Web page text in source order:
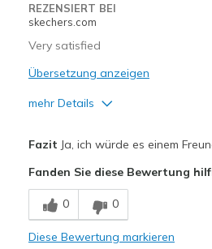
Going Out
Sizing
Feels true to size
View On Shoes
REZENSIERT BEI
skechers.com
Very satisfied
Übersetzung anzeigen
mehr Details
Breathe Well
Comfortable
Fazit Ja, ich würde es einem
Fanden Sie diese Bewertung
0 0
Diese Bewertung markieren